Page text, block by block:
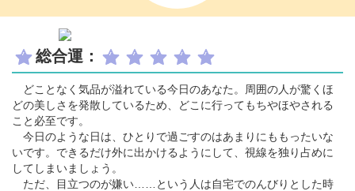
総合運：
どことなく気品が溢れている今日のあなた。周囲の人が驚くほ
どの美しさを発散しているため、どこに行ってもちやほやされる
こと必至です。
今日のような日は、ひとりで過ごすのはあまりにももったいな
いです。できるだけ外に出かけるようにして、視線を独り占めに
してしまいましょう。
ただ、目立つのが嫌い……という人は自宅でのんびりとした時